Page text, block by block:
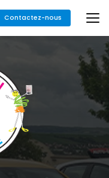
Contactez-nous